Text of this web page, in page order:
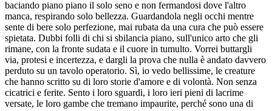
baciando piano piano il solo seno e non fermandosi dove l'altro
manca, respirando solo bellezza. Guardandola negli occhi mentre
sente di bere solo perfezione, mai rubata da una cura che può essere
spietata. Dubbi folli di chi si sbilancia piano, sull'unico arto che gli
rimane, con la fronte sudata e il cuore in tumulto. Vorrei buttargli
via, protesi e incertezza, e dargli la prova che nulla è andato davvero
perduto su un tavolo operatorio. Sì, io vedo bellissime, le creature
che hanno scritto su di loro storie d'amore e di volontà. Non senza
cicatrici e ferite. Sento i loro sguardi, i loro ieri pieni di lacrime
versate, le loro gambe che tremano impaurite, perché sono una di